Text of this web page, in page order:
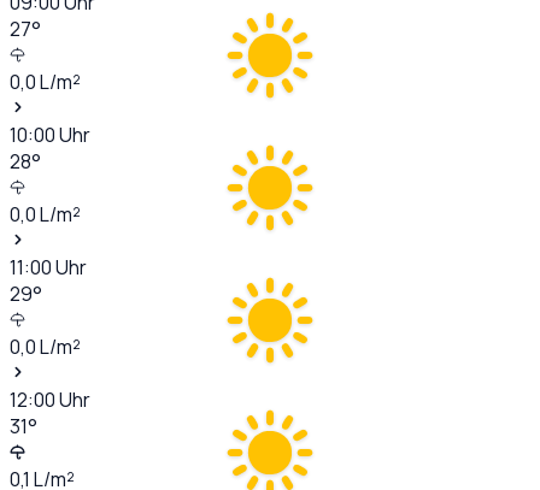
27°
0,0L/m²
10:00Uhr
28°
0,0L/m²
11:00Uhr
29°
0,0L/m²
12:00Uhr
31°
0,1 L/m²